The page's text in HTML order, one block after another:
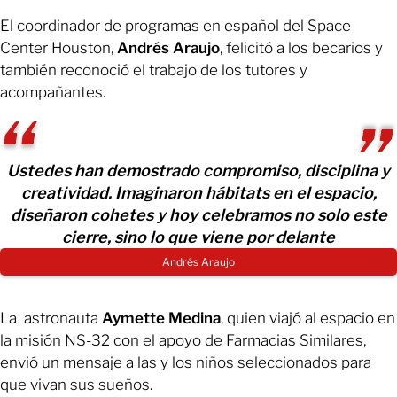
El coordinador de programas en español del Space
Center Houston, Andrés Araujo, felicitó a los becarios y
también reconoció el trabajo de los tutores y
acompañantes.
Ustedes han demostrado compromiso, disciplina y
creatividad. Imaginaron hábitats en el espacio,
diseñaron cohetes y hoy celebramos no solo este
cierre, sino lo que viene por delante
Andrés Araujo
La astronauta Aymette Medina, quien viajó al espacio en
la misión NS-32 con el apoyo de Farmacias Similares,
envió un mensaje a las y los niños seleccionados para
que vivan sus sueños.